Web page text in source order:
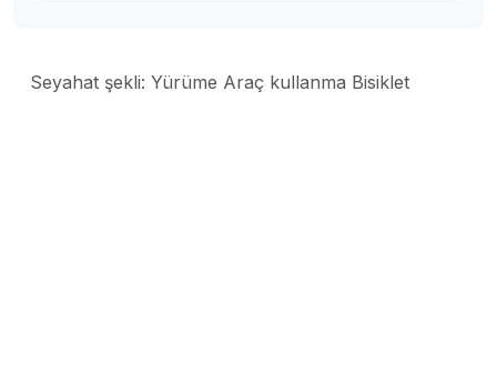
Seyahat şekli: Yürüme Araç kullanma Bisiklet